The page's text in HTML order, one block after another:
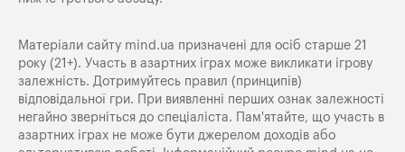
Матеріали сайту mind.ua призначені для осіб старше 21
року (21+). Участь в азартних іграх може викликати ігрову
залежність. Дотримуйтесь правил (принципів)
відповідальної гри. При виявленні перших ознак залежності
негайно зверніться до спеціаліста. Пам'ятайте, що участь в
азартних іграх не може бути джерелом доходів або